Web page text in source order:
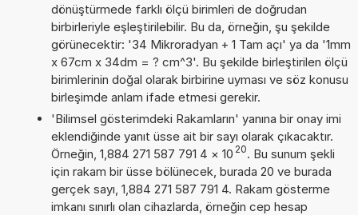
dönüştürmede farklı ölçü birimleri de doğrudan
birbirleriyle eşleştirilebilir. Bu da, örneğin, şu şekilde
görünecektir: '34 Mikroradyan + 1 Tam açı' ya da '1mm
x 67cm x 34dm = ? cm^3'. Bu şekilde birleştirilen ölçü
birimlerinin doğal olarak birbirine uyması ve söz konusu
birleşimde anlam ifade etmesi gerekir.
'Bilimsel gösterimdeki Rakamların' yanına bir onay imi
eklendiğinde yanıt üsse ait bir sayı olarak çıkacaktır.
Örneğin, 1,884 271 587 791 4 × 10 20. Bu sunum şekli
için rakam bir üsse bölünecek, burada 20 ve burada
gerçek sayı, 1,884 271 587 791 4. Rakam gösterme
imkanı sınırlı olan cihazlarda, örneğin cep hesap